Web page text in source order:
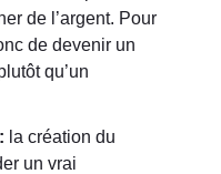
de l’argent. Pour
de devenir un
qu’un
la création du
un vrai